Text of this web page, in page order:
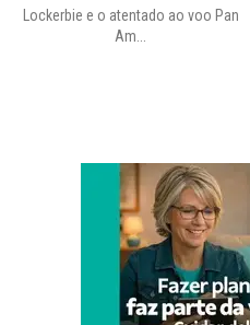
Lockerbie e o atentado ao voo Pan
Am...